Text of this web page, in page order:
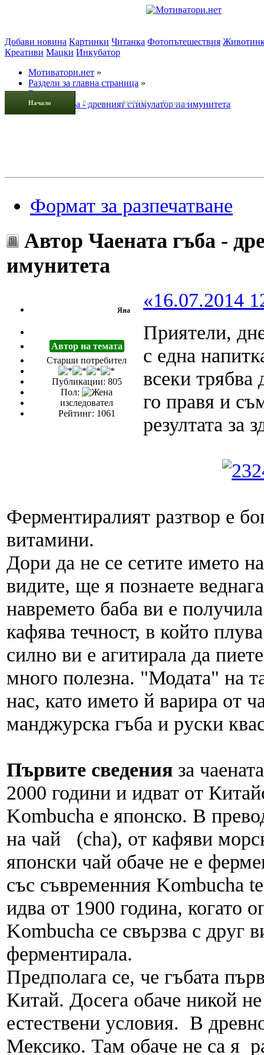
Начало Раздели ФОРУМ Усмивки!
Добави новина Картинки Читанка Фотопътешествия
Креативи Мацки Инкубатор
Мотиватори.нет »
Раздели за главна страница »
Будилник»
Чаената гъба - древният стимулатор на имунитета
Формат за разпечатване
Автор Чаената гъба -
имунитета
Яна
Автор на темата
Старши потребител
Публикации: 805
Пол:
изследовател
Рейтинг: 1061
«16.07.2014
Приятели,
с една
всеки
го правя и
резултата за
Ферментиралият разтвор е
витамини.
Дори да не се сетите името
видите, ще я познаете
навремето баба ви е
кафява течност, в който
силно ви е агитирала да
много полезна. "Модата" на
нас, като името й варира от
манджурска гъба и руски
Първите сведения за
2000 години и идват от
Kombucha е японско. В
на чай (cha), от кафяви
японски чай обаче не е
със съвременния Kombucha
идва от 1900 година, когато
Kombucha се свързва с друг
ферментирала.
Предполага се, че гъбата
Китай. Досега обаче никой
естествени условия. В
Мексико. Там обаче не са я